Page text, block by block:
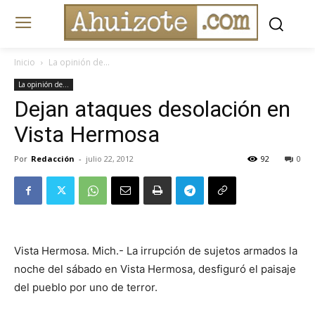
Inicio La opinión de...
La opinión de...
Dejan ataques desolación en
Vista Hermosa
Por Redacción - julio 22, 2012 0
92
Vista Hermosa. Mich.- La irrupción de sujetos armados la
noche del sábado en Vista Hermosa, desfiguró el paisaje
del pueblo por uno de terror.